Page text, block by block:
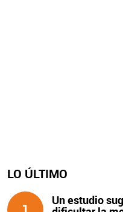
LO ÚLTIMO
Un estudio